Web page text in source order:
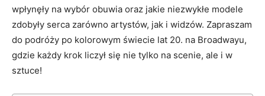
wpłynęły na wybór obuwia oraz jakie niezwykłe modele
zdobyły serca zarówno artystów, jak i widzów. Zapraszam
do podróży po kolorowym świecie lat 20. na Broadwayu,
gdzie każdy krok liczył się nie tylko na scenie, ale i w
sztuce!